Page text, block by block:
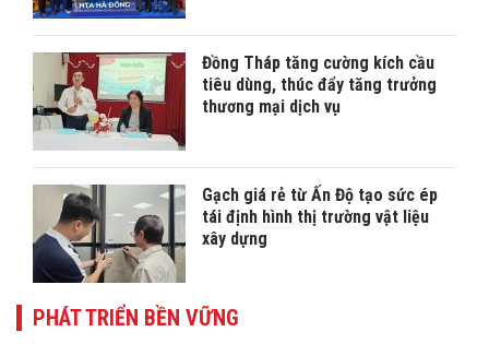
Đồng Tháp tăng cường kích cầu
tiêu dùng, thúc đẩy tăng trưởng
thương mại dịch vụ
Gạch giá rẻ từ Ấn Độ tạo sức ép
tái định hình thị trường vật liệu
xây dựng
PHÁT TRIỂN BỀN VỮNG